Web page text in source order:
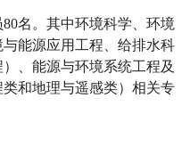
80名。其中环境科学、环境
能源应用工程、给排水科
、能源与环境系统工程及
和地理与遥感类）相关专